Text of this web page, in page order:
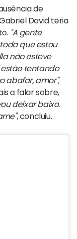
de
David teria
"A gente
que estou
não esteve
tentando
abafar, amor",
a falar sobre,
deixar baixo.
, concluiu.